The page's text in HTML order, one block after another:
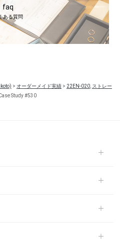
faq
ある質問
> オーダーメイド実績> 22EN-020, ストレー
Study #530